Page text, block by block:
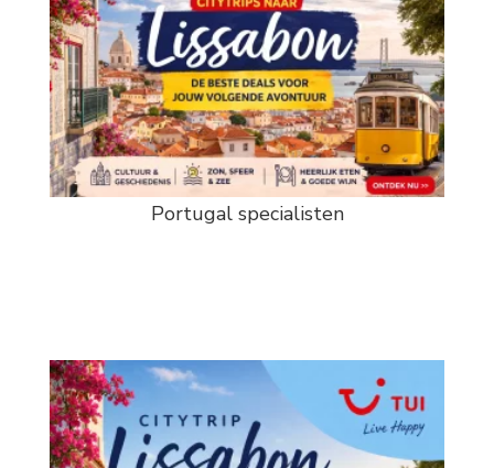
Portugal specialisten